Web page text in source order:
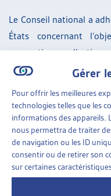
Gérer
Pour offrir les meilleures
technologies telles que les
informations des appareils.
nous permettra de traiter
de navigation ou les ID
consentir ou de retirer son
sur certaines
Le Conseil national a
États concernant
conventions
salaires minimaux
Soulignons qu’à la
été lancé par l’USS à
fédéral demandait lui-
objet. Pour plus de
lecteur ou la lectrice
proposition du Conseil